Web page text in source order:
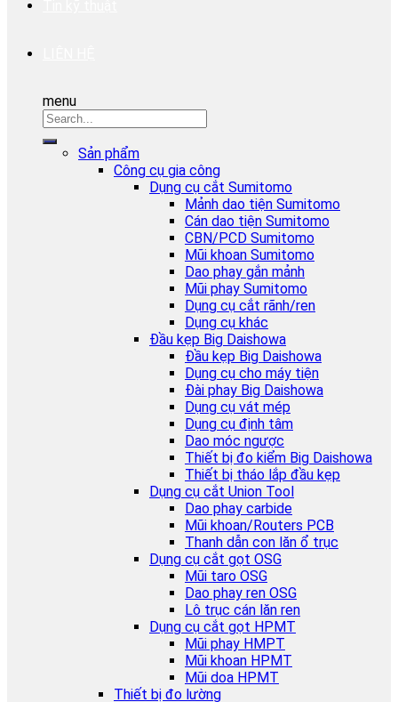
menu
Sản phẩm
Công cụ gia công
Dụng cụ cắt Sumitomo
Mảnh dao tiện Sumitomo
Cán dao tiện Sumitomo
CBN/PCD Sumitomo
Mũi khoan Sumitomo
Dao phay gắn mảnh
Mũi phay Sumitomo
Dụng cụ cắt rãnh/ren
Dụng cụ khác
Đầu kẹp Big Daishowa
Đầu kẹp Big Daishowa
Dụng cụ cho máy tiện
Đài phay Big Daishowa
Dụng cụ vát mép
Dụng cụ định tâm
Dao móc ngược
Thiết bị đo kiểm Big Daishowa
Thiết bị tháo lắp đầu kẹp
Dụng cụ cắt Union Tool
Dao phay carbide
Mũi khoan/Routers PCB
Thanh dẫn con lăn ổ trục
Dụng cụ cắt gọt OSG
Mũi taro OSG
Dao phay ren OSG
Lô trục cán lăn ren
Dụng cụ cắt gọt HPMT
Mũi phay HMPT
Mũi khoan HPMT
Mũi doa HPMT
Thiết bị đo lường